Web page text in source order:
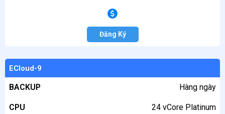
Đăng Ký
ECloud-9
BACKUP Hàng ngày
CPU 24 vCore Platinum